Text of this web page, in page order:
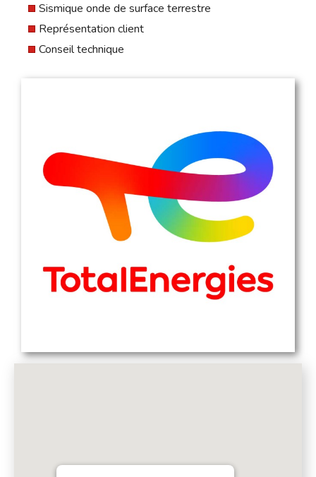
Sismique onde de surface terrestre
Représentation client
Conseil technique